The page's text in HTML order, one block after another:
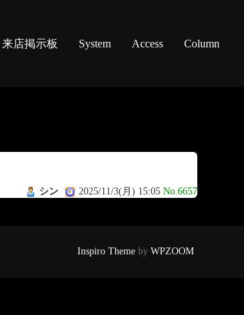
来店掲示板 System Access Column
シン 2025/11/3(月) 15:05 No.6657
Inspiro Theme by WPZOOM